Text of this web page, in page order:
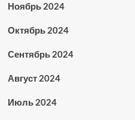
Ноябрь 2024
Октябрь 2024
Сентябрь 2024
Август 2024
Июль 2024